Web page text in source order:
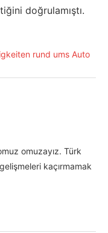
doğrulamıştı.
omuzayız. Türk
kaçırmamak